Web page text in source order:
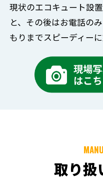
現状のエコキュート設
と、 その後はお電話の
もりまでスピーディー
取り扱